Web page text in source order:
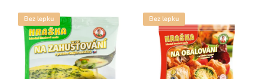
Najdroższe
Alfabetycznie
Bez lepku Bez lepku